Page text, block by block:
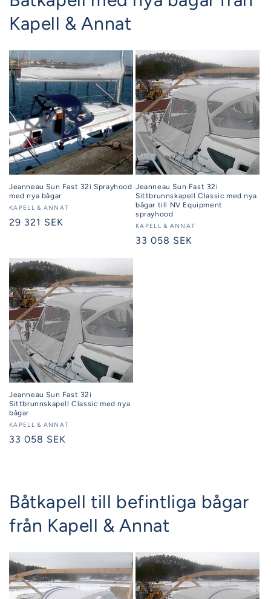
Kapell & Annat
Jeanneau Sun Fast 32i Sprayhood
med nya bågar
Säljare:
KAPELL & ANNAT
Ordinarie
29 321 SEK
Jeanneau Sun Fast 32i
Sittbrunnskapell Classic med nya
bågar till NV Equipment
sprayhood
Säljare:
KAPELL & ANNAT
Ordinarie
33 058 SEK
Jeanneau Sun Fast 32i
Sittbrunnskapell Classic med nya
bågar
Säljare:
KAPELL & ANNAT
Ordinarie
33 058 SEK
Båtkapell till befintliga bågar
från Kapell & Annat